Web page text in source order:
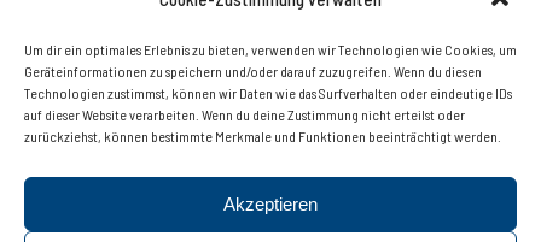
Um dir ein optimales Erlebnis zu bieten, verwenden wir Technologien wie Cookies, um
Geräteinformationen zu speichern und/oder darauf zuzugreifen. Wenn du diesen
Technologien zustimmst, können wir Daten wie das Surfverhalten oder eindeutige IDs
auf dieser Website verarbeiten. Wenn du deine Zustimmung nicht erteilst oder
zurückziehst, können bestimmte Merkmale und Funktionen beeinträchtigt werden.
Akzeptieren
KONTAKT IMPRESSUM
Innsbruckerstrasse 77, 6060 Hall in Tirol | Tel. +43 (0)